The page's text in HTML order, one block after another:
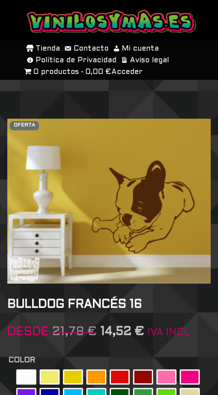
SALTAR
CONTENIDO
Tienda Contacto
Mi cuenta
Política de Privacidad
Aviso legal
0 productos
0,00 € Acceder
OFERTA
BULLDOG FRANCÉS 16
DESDE 21,78€ 14,52 € IVA INCL
COLOR